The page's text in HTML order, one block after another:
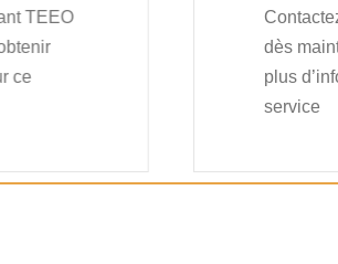
TEEO
ce
dès
plus
service